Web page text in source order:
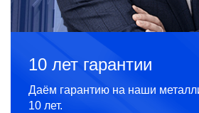
10 лет гарантии
Даём гарантию на наши
10 лет.